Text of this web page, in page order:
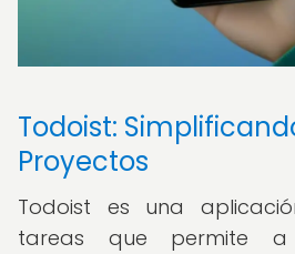
Todoist:
Proyectos
Todoist es una
tareas que permite a